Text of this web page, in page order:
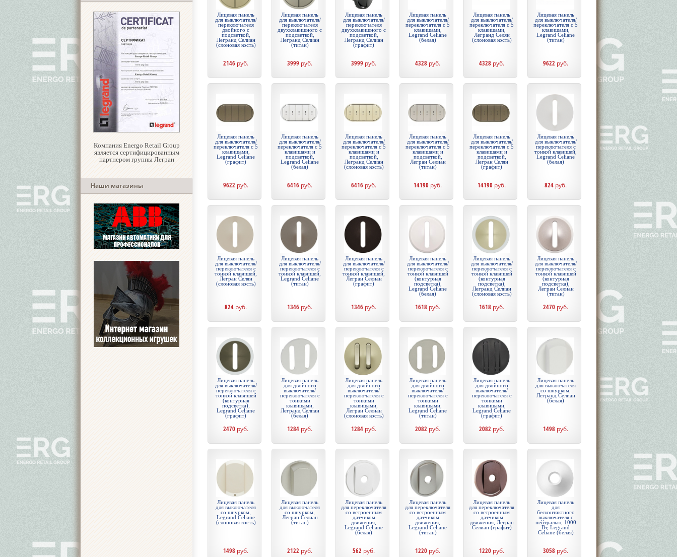
Компания Energo Retail Group
является сертифицированным
партнером группы Легран
Наши магазины
Лицевая панель
для выключателя/
переключателя
двойного с
подсветкой,
Легранд Селиан
(слоновая кость)
2146 руб.
Лицевая панель
для выключателя/
переключателя
двухклавишного с
подсветкой,
Легранд Селиан
(титан)
3999 руб.
Лицевая панель
для выключателя/
переключателя
двухклавишного с
подсветкой,
Легранд Селиан
(графит)
3999 руб.
Лицевая панель
для выключателя/
переключателя с 5
клавишами,
Legrand Celiane
(белая)
4328 руб.
Лицевая панель
для выключателя/
переключателя с 5
клавишами,
Легранд Селян
(слоновая кость)
4328 руб.
Лицевая панель
для выключателя/
переключателя с 5
клавишами,
Legrand Celiane
(титан)
9622 руб.
Лицевая панель
для выключателя/
переключателя с 5
клавишами,
Legrand Celiane
(графит)
9622 руб.
Лицевая панель
для выключателя/
переключателя с 5
клавишами и
подсветкой,
Legrand Celiane
(белая)
6416 руб.
Лицевая панель
для выключателя/
переключателя с 5
клавишами и
подсветкой,
Легранд Селиан
(слоновая кость)
6416 руб.
Лицевая панель
для выключателя/
переключателя с 5
клавишами и
подсветкой,
Легран Селиан
(титан)
14190 руб.
Лицевая панель
для выключателя/
переключателя с 5
клавишами и
подсветкой,
Легран Селян
(графит)
14190 руб.
Лицевая панель
для выключателя/
переключателя с
тонкой клавишей,
Legrand Celiane
(белая)
824 руб.
Лицевая панель
для выключателя/
переключателя с
тонкой клавишей,
Легран Селян
(слоновая кость)
824 руб.
Лицевая панель
для выключателя/
переключателя с
тонкой клавишей,
Legrand Celiane
(титан)
1346 руб.
Лицевая панель
для выключателя/
переключателя с
тонкой клавишей,
Легран Селиан
(графит)
1346 руб.
Лицевая панель
для выключателя/
переключателя с
тонкой клавишей
(контурная
подсветка),
Legrand Celiane
(белая)
1618 руб.
Лицевая панель
для выключателя/
переключателя с
тонкой клавишей
(контурная
подсветка),
Легранд Селиан
(слоновая кость)
1618 руб.
Лицевая панель
для выключателя/
переключателя с
тонкой клавишей
(контурная
подсветка),
Легран Селиан
(титан)
2470 руб.
Лицевая панель
для выключателя/
переключателя с
тонкой клавишей
(контурная
подсветка),
Legrand Celiane
(графит)
2470 руб.
Лицевая панель
для двойного
выключателя/
переключателя с
тонкими
клавишами,
Легранд Селиан
(белая)
1284 руб.
Лицевая панель
для двойного
выключателя/
переключателя с
тонкими
клавишами,
Легран Селиан
(слоновая кость)
1284 руб.
Лицевая панель
для двойного
выключателя/
переключателя с
тонкими
клавишами,
Legrand Celiane
(титан)
2082 руб.
Лицевая панель
для двойного
выключателя/
переключателя с
тонкими
клавишами,
Legrand Celiane
(графит)
2082 руб.
Лицевая панель
для выключателя
со шнурком,
Легранд Селиан
(белая)
1498 руб.
Лицевая панель
для выключателя
со шнурком,
Legrand Celiane
(слоновая кость)
1498 руб.
Лицевая панель
для выключателя
со шнурком,
Легран Селиан
(титан)
2122 руб.
Лицевая панель
для переключателя
со встроенным
датчиком
движения,
Legrand Celiane
(белая)
562 руб.
Лицевая панель
для переключателя
со встроенным
датчиком
движения,
Legrand Celiane
(титан)
1220 руб.
Лицевая панель
для переключателя
со встроенным
датчиком
движения, Легран
Селиан (графит)
1220 руб.
Лицевая панель
для
бесконтактного
выключателя с
нейтралью, 1000
Вт, Legrand
Celiane (белая)
3058 руб.